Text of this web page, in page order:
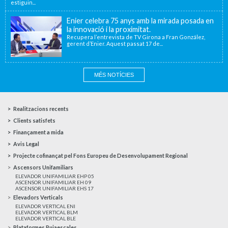
estiguin...
Enier celebra 75 anys amb la mirada posada en
la innovació i la proximitat.
Recupera l’entrevista de TV Girona a Fran González,
gerent d’Enier. Aquest passat 17 de...
MÉS NOTÍCIES
Realitzacions recents
Clients satisfets
Finançament a mida
Avis Legal
Projecte cofinançat pel Fons Europeu de Desenvolupament Regional
Ascensors Unifamiliars
ELEVADOR UNIFAMILIAR EHP 05
ASCENSOR UNIFAMILIAR EH 09
ASCENSOR UNIFAMILIAR EHS 17
Elevadors Verticals
ELEVADOR VERTICAL ENI
ELEVADOR VERTICAL BLM
ELEVADOR VERTICAL BLE